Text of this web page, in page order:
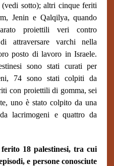
sotto); altri cinque feriti
Jenin e Qalqilya, quando
proiettili veri contro
attraversare varchi nella
posto di lavoro in Israele.
sono stati curati per
74 sono stati colpiti da
con proiettili di gomma, sei
uno è stato colpito da una
lacrimogeni e quattro da
18 palestinesi, tra cui
e persone conosciute